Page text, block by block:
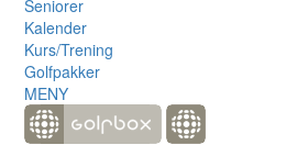
Seniorer
Kalender
Kurs/Trening
Golfpakker
MENY